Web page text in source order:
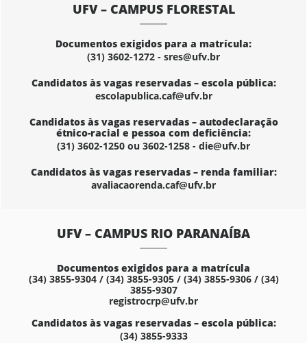
UFV – CAMPUS FLORESTAL
Documentos exigidos para a matrícula:
(31) 3602-1272 - sres@ufv.br
Candidatos às vagas reservadas – escola pública:
escolapublica.caf@ufv.br
Candidatos às vagas reservadas – autodeclaração
étnico-racial e pessoa com deficiência:
(31) 3602-1250 ou 3602-1258 - die@ufv.br
Candidatos às vagas reservadas – renda familiar:
avaliacaorenda.caf@ufv.br
UFV – CAMPUS RIO PARANAÍBA
Documentos exigidos para a matrícula
(34) 3855-9304 / (34) 3855-9305 / (34) 3855-9306 / (34)
3855-9307
registrocrp@ufv.br
Candidatos às vagas reservadas – escola pública:
(34) 3855-9333